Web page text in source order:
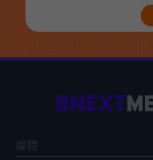
媒體